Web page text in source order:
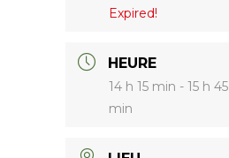
Expired!
HEURE
14 h 15 min - 15 h 45
min